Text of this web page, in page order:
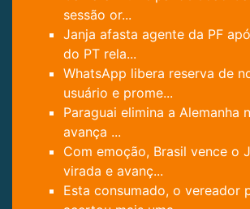
sessão or...
Janja afasta agente da PF
do PT rela...
WhatsApp libera reserva de
usuário e prome...
Paraguai elimina a Alemanha
avança ...
Com emoção, Brasil vence o
virada e avanç...
Esta consumado, o vereador